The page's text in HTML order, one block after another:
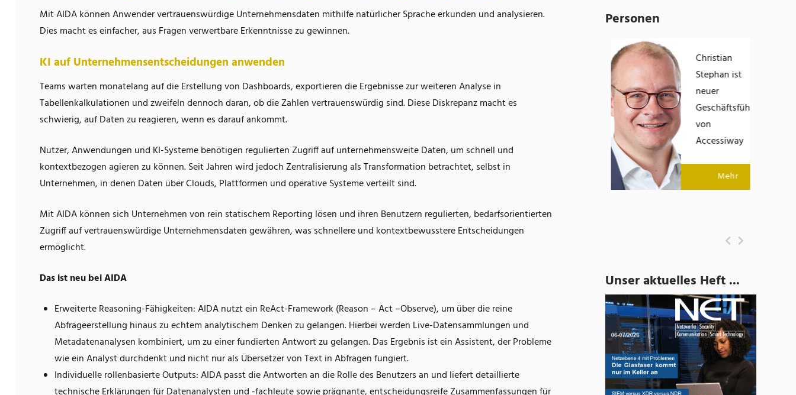
Personen
William Schmitt bleibt
Aufsichtsratsvorsitzender
der govdigital eG
Christian
Stephan ist
neuer
Geschäftsführer
von
Accessiway
Mehr
Unser aktuelles Heft ...
Mit AIDA können Anwender vertrauenswürdige Unternehmensdaten mithilfe natürlicher Sprache erkunden und analysieren.
Dies macht es einfacher, aus Fragen verwertbare Erkenntnisse zu gewinnen.
KI auf Unternehmensentscheidungen anwenden
Teams warten monatelang auf die Erstellung von Dashboards, exportieren die Ergebnisse zur weiteren Analyse in
Tabellenkalkulationen und zweifeln dennoch daran, ob die Zahlen vertrauenswürdig sind. Diese Diskrepanz macht es
schwierig, auf Daten zu reagieren, wenn es darauf ankommt.
Nutzer, Anwendungen und KI-Systeme benötigen regulierten Zugriff auf unternehmensweite Daten, um schnell und
kontextbezogen agieren zu können. Seit Jahren wird jedoch Zentralisierung als Transformation betrachtet, selbst in
Unternehmen, in denen Daten über Clouds, Plattformen und operative Systeme verteilt sind.
Mit AIDA können sich Unternehmen von rein statischem Reporting lösen und ihren Benutzern regulierten, bedarfsorientierten
Zugriff auf vertrauenswürdige Unternehmensdaten gewähren, was schnellere und kontextbewusstere Entscheidungen
ermöglicht.
Das ist neu bei AIDA
Erweiterte Reasoning-Fähigkeiten: AIDA nutzt ein ReAct-Framework (Reason – Act –Observe), um über die reine
Abfrageerstellung hinaus zu echtem analytischem Denken zu gelangen. Hierbei werden Live-Datensammlungen und
Metadatenanalysen kombiniert, um zu einer fundierten Antwort zu gelangen. Das Ergebnis ist ein Assistent, der Probleme
wie ein Analyst durchdenkt und nicht nur als Übersetzer von Text in Abfragen fungiert.
Individuelle rollenbasierte Outputs: AIDA passt die Antworten an die Rolle des Benutzers an und liefert detaillierte